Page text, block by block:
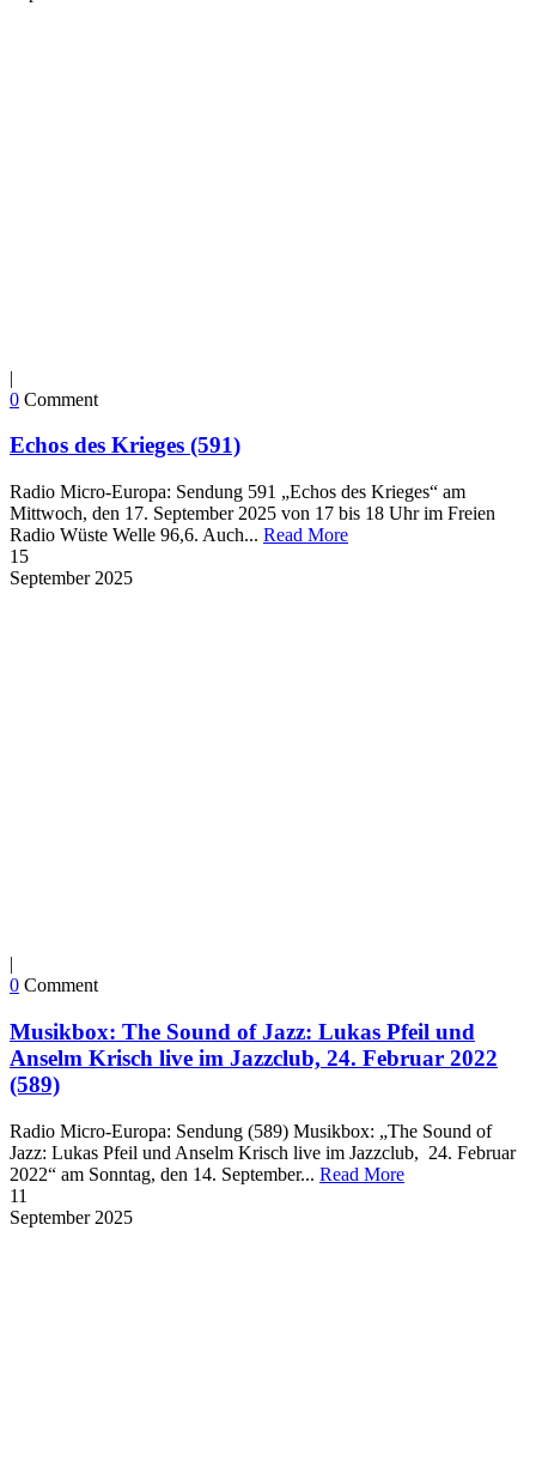
|
0 Comment
Echos des Krieges (591)
Radio Micro-Europa: Sendung 591 „Echos des Krieges“ am
Mittwoch, den 17. September 2025 von 17 bis 18 Uhr im Freien
Radio Wüste Welle 96,6. Auch... Read More
15
September 2025
|
0 Comment
Musikbox: The Sound of Jazz: Lukas Pfeil und
Anselm Krisch live im Jazzclub, 24. Februar 2022
(589)
Radio Micro-Europa: Sendung (589) Musikbox: „The Sound of
Jazz: Lukas Pfeil und Anselm Krisch live im Jazzclub, 24. Februar
2022“ am Sonntag, den 14. September... Read More
11
September 2025